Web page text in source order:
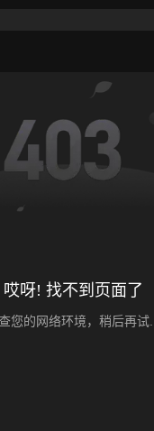
哎呀! 找不到页面了
您的网络环境，稍后再试...